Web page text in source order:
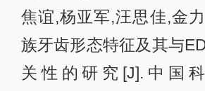
焦谊,杨亚军,汪思佳,金
族牙齿形态特征及其与
关性的研究[J].中国